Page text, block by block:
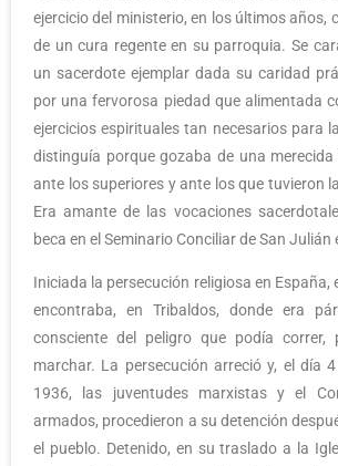
ejercicio del ministerio, en los últimos años,
de un cura regente en su parroquia. Se caracterizaba por ser
un sacerdote ejemplar dada su caridad
por una fervorosa piedad que alimentada
ejercicios espirituales tan necesarios para
distinguía porque gozaba de una
ante los superiores y ante los que tuvieron
Era amante de las vocaciones
beca en el Seminario Conciliar de San Julián
Iniciada la persecución religiosa en España,
encontraba, en Tribaldos, donde era
consciente del peligro que podía correr,
marchar. La persecución arreció y, el día
1936, las juventudes marxistas y el
armados, procedieron a su detención
el pueblo. Detenido, en su traslado a la